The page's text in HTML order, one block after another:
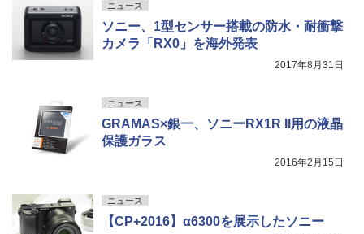
ニュース
ソニー、1型センサー搭載の防水・耐衝撃
カメラ「RX0」を海外発表
2017年8月31日
ニュース
GRAMAS×銀一、ソニーRX1R II用の液晶
保護ガラス
2016年2月15日
ニュース
【CP+2016】α6300を展示したソニー